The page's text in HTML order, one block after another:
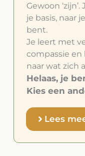
Gewoon
je basis, naar
bent.
Je leert met
compassie
naar wat zich
Helaas, je
Kies een
Lees